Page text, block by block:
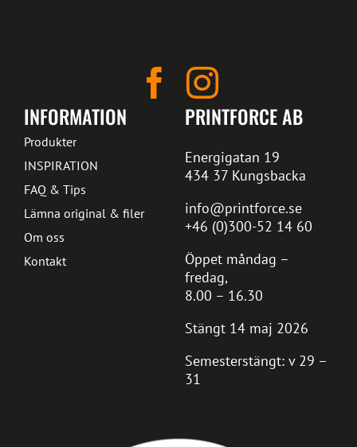
PRINTFORCE AB
Energigatan 19
434 37 Kungsbacka
info@printforce.se
+46 (0)300-52 14 60
Öppet måndag –
fredag,
8.00 – 16.30
Stängt 14 maj 2026
Semesterstängt: v 29 –
31
INFORMATION
Produkter
INSPIRATION
FAQ & Tips
Lämna original & filer
Om oss
Kontakt